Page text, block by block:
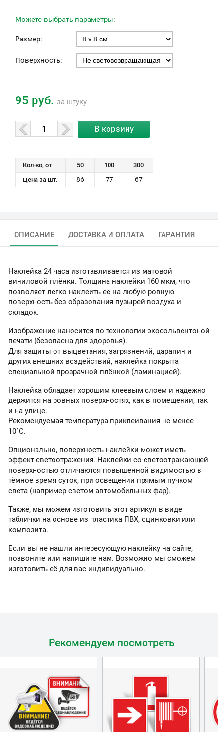
Можете выбрать параметры:
Размер:
Поверхность:
95 руб. за штуку
Кол-во, от 50 100
300
Цена за шт.
86 77 67
ОПИСАНИЕ ДОСТАВКА И ОПЛАТА ГАРАНТИЯ
Наклейка 24 часа изготавливается из матовой
виниловой плёнки. Толщина наклейки 160 мкм, что
позволяет легко наклеить ее на любую ровную
поверхность без образования пузырей воздуха и
складок.
Изображение наносится по технологии экосольвентоной
печати (безопасна для здоровья).
Для защиты от выцветания, загрязнений, царапин и
других внешних воздействий, наклейка покрыта
специальной прозрачной плёнкой (ламинацией).
Наклейка обладает хорошим клеевым слоем и надежно
держится на ровных поверхностях, как в помещении, так
и на улице.
Рекомендуемая температура приклеивания не менее
10°C.
Опционально, поверхность наклейки может иметь
эффект светоотражения. Наклейки со светоотражающей
поверхностью отличаются повышенной видимостью в
тёмное время суток, при освещении прямым пучком
света (например светом автомобильных фар).
Также, мы можем изготовить этот артикул в виде
таблички на основе из пластика ПВХ, оцинковки или
композита.
Если вы не нашли интересующую наклейку на сайте,
позвоните или напишите нам. Возможно мы сможем
изготовить её для вас индивидуально.
Рекомендуем посмотреть